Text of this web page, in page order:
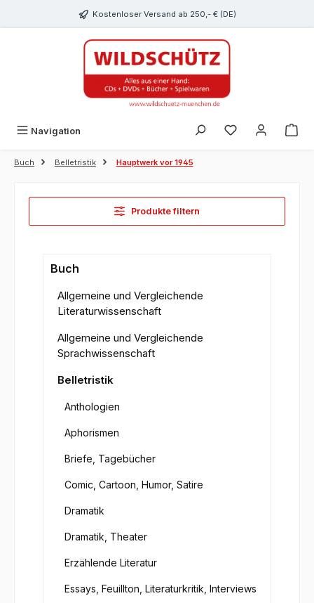
Kostenloser Versand ab 250,- € (DE)
Navigation Du hast 0
Buch Belletristik Hauptwerk vor 1945
Produkte filtern
Buch
Allgemeine und Vergleichende
Literaturwissenschaft
Allgemeine und Vergleichende
Sprachwissenschaft
Belletristik
Anthologien
Aphorismen
Briefe, Tagebücher
Comic, Cartoon, Humor, Satire
Dramatik
Dramatik, Theater
Erzählende Literatur
Essays, Feuillton, Literaturkritik, Interviews